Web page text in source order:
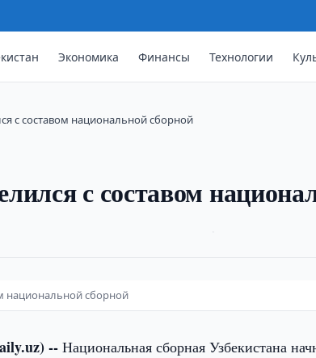
Экономика Финансы Технологии
с составом национальной сборной
с составом
национальной сборной
-- Национальная сборная Узбекистана